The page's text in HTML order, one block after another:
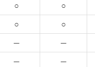
○ ○
○ ○
— —
— —